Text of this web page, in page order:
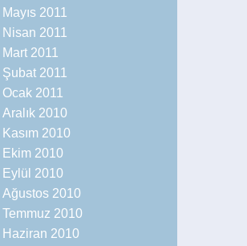
Mayıs 2011
Nisan 2011
Mart 2011
Şubat 2011
Ocak 2011
Aralık 2010
Kasım 2010
Ekim 2010
Eylül 2010
Ağustos 2010
Temmuz 2010
Haziran 2010